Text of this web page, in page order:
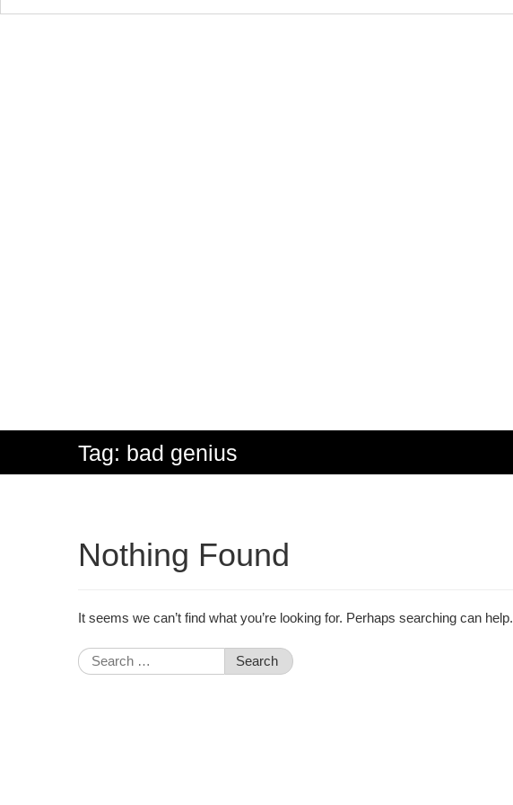
Tag: bad genius
Nothing Found
It seems we can’t find what you’re looking for. Perhaps searching can help.
Search
for: